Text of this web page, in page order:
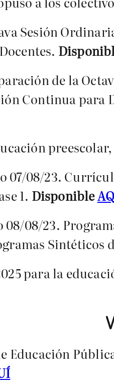
Sesión
de la
Continua para
07/08/23.
1. Disponible
08/23.
Sintéticos
para la
Educación